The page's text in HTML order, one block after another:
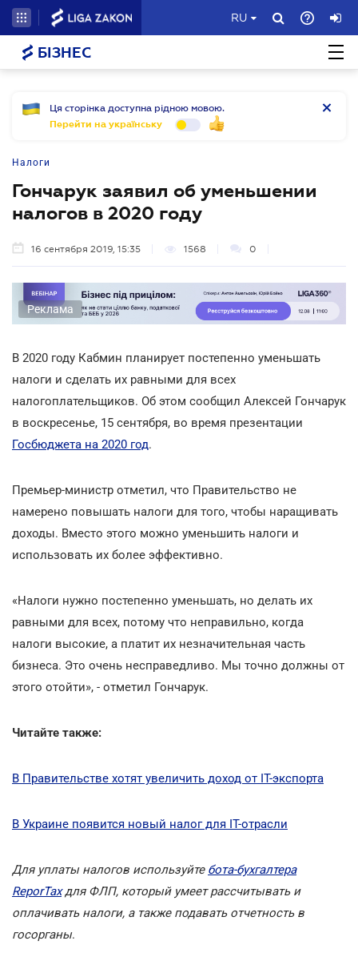
RU
БІЗНЕС
Ця сторінка доступна рідною мовою.
Перейти на українську
Налоги
Гончарук заявил об уменьшении
налогов в 2020 году
16 сентября 2019, 15:35 1568 0
Реклама
В 2020 году Кабмин планирует постепенно уменьшать
налоги и сделать их равными для всех
налогоплательщиков. Об этом сообщил Алексей Гончарук
в воскресенье, 15 сентября, во время презентации
Госбюджета на 2020 год.
Премьер-министр отметил, что Правительство не
намерено повышать налоги для того, чтобы наращивать
доходы. Вместо этого можно уменьшить налоги и
использовать их более эффективно.
«Налоги нужно постепенно уменьшать, но делать их
равными для всех, потому что неправильно, когда
налоги высокие, а платит их незначительная часть
бизнеса. Это очень несправедливо. Мы точно должны от
этого отойти», - отметил Гончарук.
Читайте также:
В Правительстве хотят увеличить доход от ІТ-экспорта
В Украине появится новый налог для IT-отрасли
Для уплаты налогов используйте бота-бухгалтера
ReporTaxдля ФЛП, который умеет рассчитывать и
оплачивать налоги, а также подавать отчетность в
госорганы.